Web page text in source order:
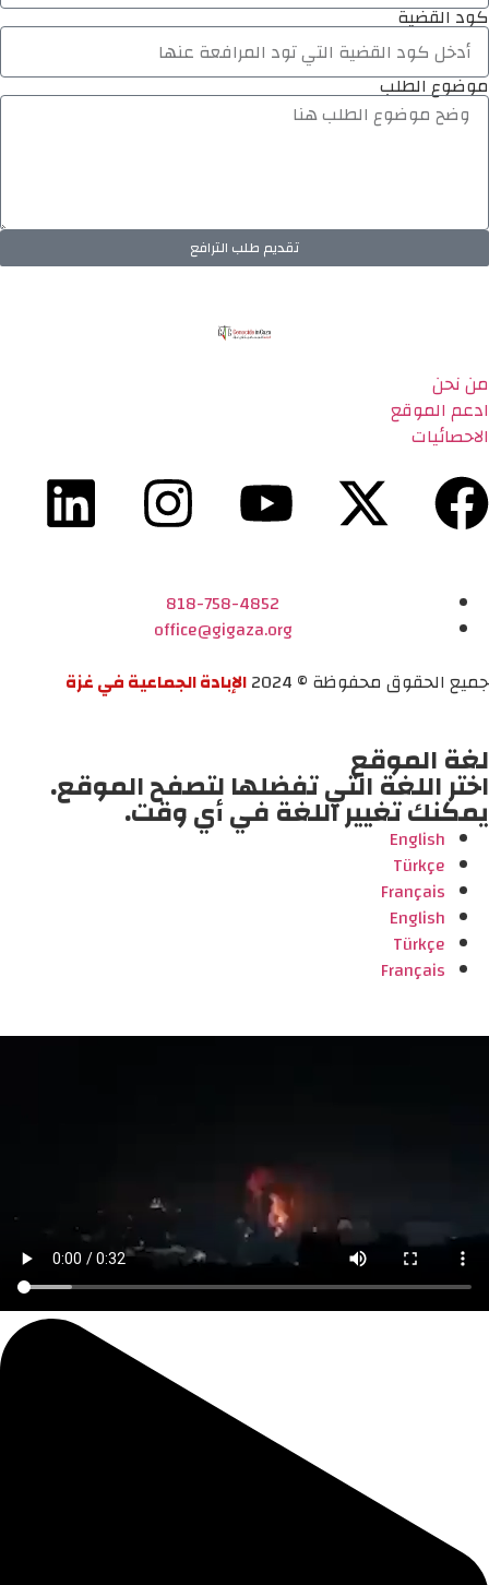
كود القضية
موضوع الطلب
تقديم طلب الترافع
من نحن
ادعم الموقع
الاحصائيات
818-758-4852
office@gigaza.org
جميع الحقوق محفوظة © 2024
الإبادة الجماعية في غزة
لغة الموقع
اختر اللغة التي تفضلها لتصفح الموقع.
يمكنك تغيير اللغة في أي وقت.
English
Türkçe
Français
English
Türkçe
Français